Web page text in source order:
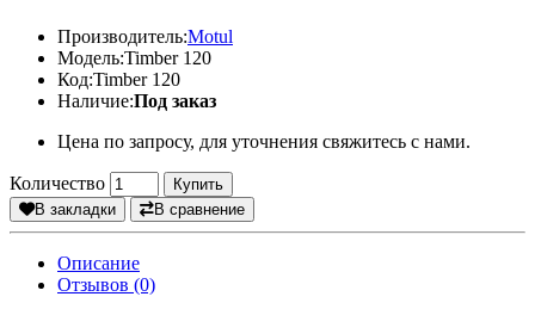
Производитель:Motul
Модель:Timber 120
Код:Timber 120
Наличие:Под заказ
Цена по запросу, для уточнения свяжитесь с нами.
Количество
Купить
В закладки
В сравнение
Описание
Отзывов (0)